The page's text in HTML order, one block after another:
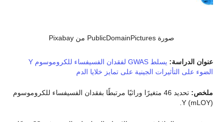
صورة PublicDomainPictures من Pixabay
عنوان الدراسة:
يسلط GWAS لفقدان الفسيفساء للكروموسوم Y
الضوء على التأثيرات الجينية على تمايز خلايا الدم
ملخص:
تحديد 46 متغيرًا وراثيًا مرتبطًا بفقدان الفسيفساء للكروموسوم
Y (mLOY).